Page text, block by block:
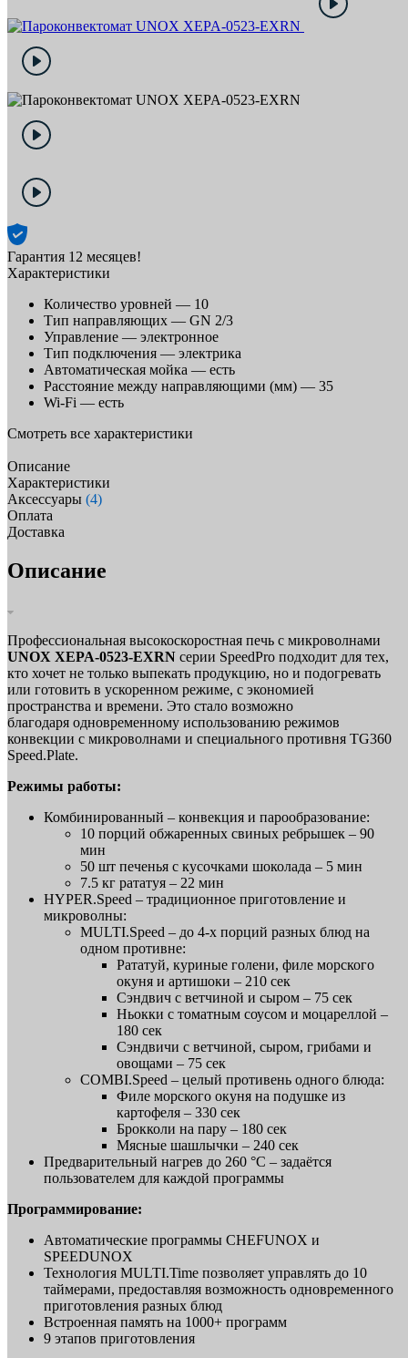
Гарантия 12 месяцев!
Характеристики
Количество уровней — 10
Тип направляющих — GN 2/3
Управление — электронное
Тип подключения — электрика
Автоматическая мойка — есть
Расстояние между направляющими (мм) — 35
Wi-Fi — есть
Смотреть все характеристики
Описание
Характеристики
Аксессуары (4)
Оплата
Доставка
Описание
Профессиональная высокоскоростная печь с микроволнами
UNOX XEPA-0523-EXRN серии SpeedPro подходит для тех,
кто хочет не только выпекать продукцию, но и подогревать
или готовить в ускоренном режиме, с экономией
пространства и времени. Это стало возможно
благодаря одновременному использованию режимов
конвекции с микроволнами и специального противня TG360
Speed.Plate.
Режимы работы:
Комбинированный – конвекция и парообразование:
10 порций обжаренных свиных ребрышек – 90
мин
50 шт печенья с кусочками шоколада – 5 мин
7.5 кг рататуя – 22 мин
HYPER.Speed – традиционное приготовление и
микроволны:
MULTI.Speed – до 4-х порций разных блюд на
одном противне:
Рататуй, куриные голени, филе морского
окуня и артишоки – 210 сек
Сэндвич с ветчиной и сыром – 75 сек
Ньокки с томатным соусом и моцареллой –
180 сек
Сэндвичи с ветчиной, сыром, грибами и
овощами – 75 сек
COMBI.Speed – целый противень одного блюда:
Филе морского окуня на подушке из
картофеля – 330 сек
Брокколи на пару – 180 сек
Мясные шашлычки – 240 сек
Предварительный нагрев до 260 °C – задаётся
пользователем для каждой программы
Программирование:
Автоматические программы CHEFUNOX и
SPEEDUNOX
Технология MULTI.Time позволяет управлять до 10
таймерами, предоставляя возможность одновременного
приготовления разных блюд
Встроенная память на 1000+ программ
9 этапов приготовления